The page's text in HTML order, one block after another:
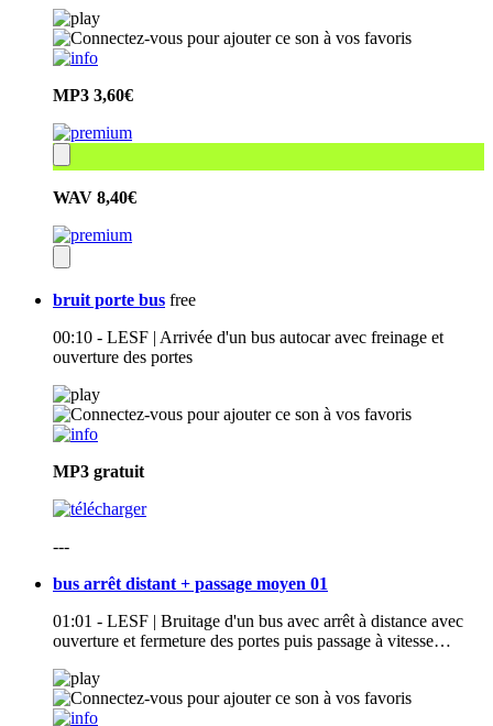
MP3 3,60€
WAV 8,40€
bruit porte bus free
00:10 - LESF | Arrivée d'un bus autocar avec freinage et
ouverture des portes
MP3 gratuit
---
bus arrêt distant + passage moyen 01
01:01 - LESF | Bruitage d'un bus avec arrêt à distance avec
ouverture et fermeture des portes puis passage à vitesse…